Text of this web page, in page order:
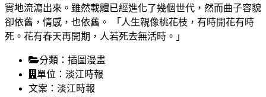
實地流瀉出來。雖然載體已經進化了幾個世代，然而曲子容貌
卻依舊，情感，也依舊。 「人生親像桃花枝，有時開花有時
死。花有春天再開期，人若死去無活時。」
分類： 插圖漫畫
單位： 淡江時報
文案： 淡江時報